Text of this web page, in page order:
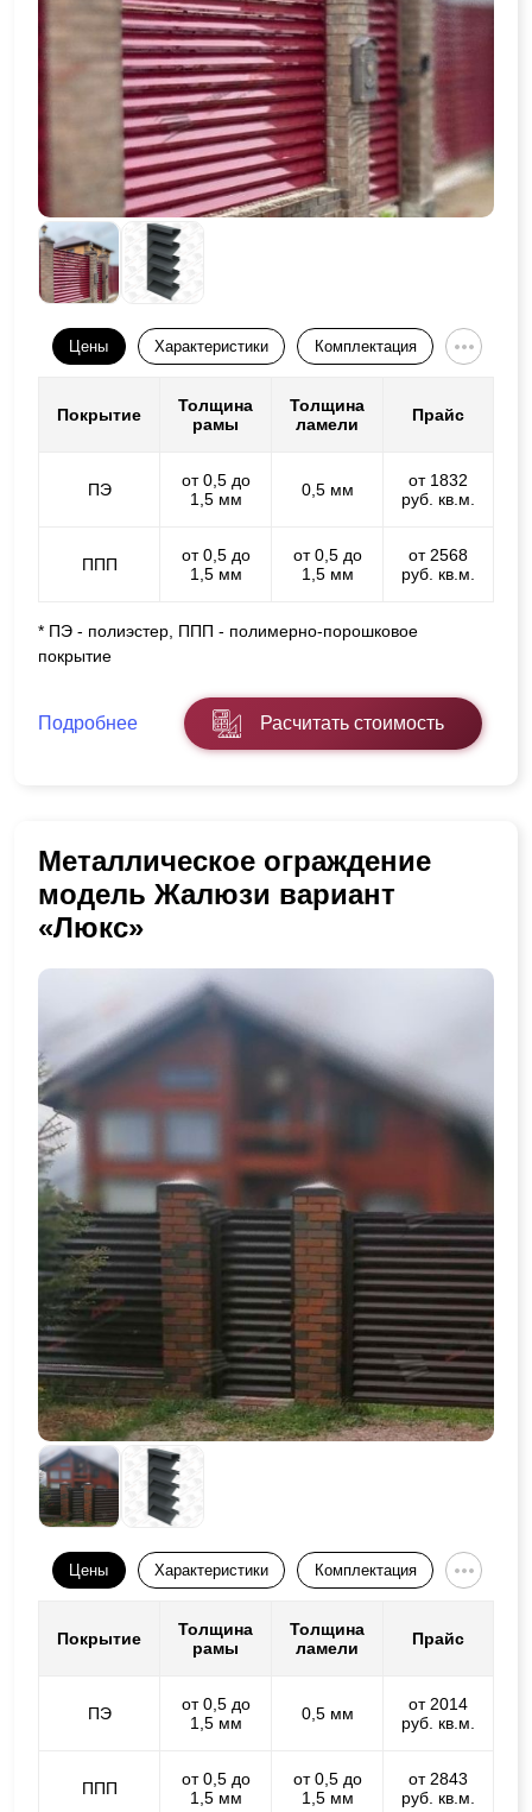
Цены Характеристики Комплектация
Покрытие
Толщина
рамы
Толщина
ламели
Прайс
ПЭ
от 0,5 до
1,5 мм
0,5 мм
от 1832
руб. кв.м.
ППП
от 0,5 до
1,5 мм
от 0,5 до
1,5 мм
от 2568
руб. кв.м.
* ПЭ - полиэстер, ППП - полимерно-порошковое
покрытие
Подробнее Расчитать стоимость
Металлическое ограждение
модель Жалюзи вариант
«Люкс»
Цены Характеристики Комплектация
Покрытие
Толщина
рамы
Толщина
ламели
Прайс
ПЭ
от 0,5 до
1,5 мм
0,5 мм
от 2014
руб. кв.м.
ППП
от 0,5 до
1,5 мм
от 0,5 до
1,5 мм
от 2843
руб. кв.м.